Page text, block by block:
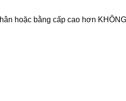
hoặc bằng cấp cao hơn